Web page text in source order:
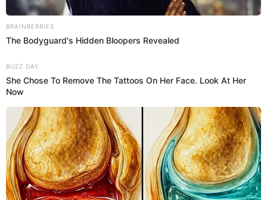
Popular
Yeraldiny Cobeñas
Tottusse une al espíritu navideño con grandes
promociones, y una de las más destacadas es el remate
delmini panetón Gloria de 80 g desde solo S/3.90.En esta